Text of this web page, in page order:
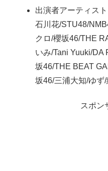
出演者アーティスト
石川花/STU48/
クロ/櫻坂46/THE
いみ/Tani Yuuki/DA
坂46/THE BEAT
坂46/三浦大知/ゆず
スポン